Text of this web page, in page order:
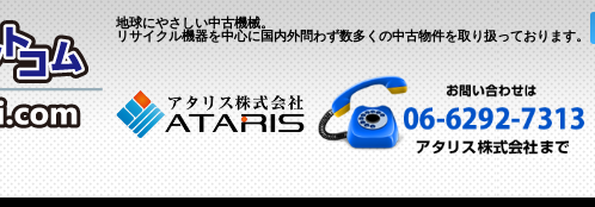
地球にやさしい中古機械。
リサイクル機器を中心に国内外問わず数多くの中古物件を取り扱っております。